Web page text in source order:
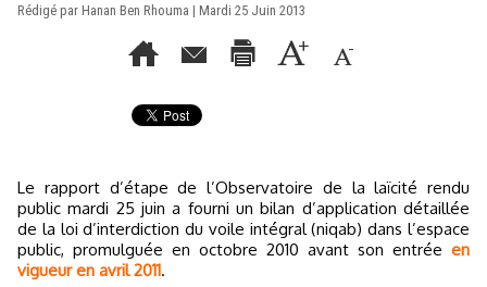
Rédigé par Hanan Ben Rhouma | Mardi 25 Juin 2013
Le rapport d’étape de l’Observatoire de la laïcité rendu
public mardi 25 juin a fourni un bilan d’application détaillée
de la loi d’interdiction du voile intégral (niqab) dans l’espace
public, promulguée en octobre 2010 avant son entrée en
vigueur en avril 2011.